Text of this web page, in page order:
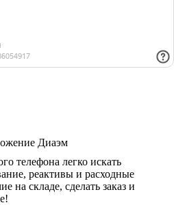
Диаэм
телефона легко искать
реактивы и расходные
на складе, сделать заказ и